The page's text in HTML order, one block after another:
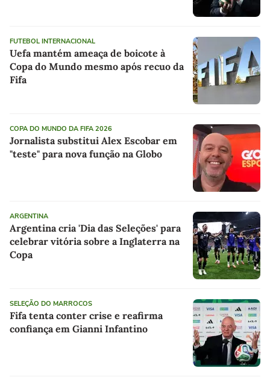
FUTEBOL INTERNACIONAL
Uefa mantém ameaça de boicote à
Copa do Mundo mesmo após recuo da
Fifa
COPA DO MUNDO DA FIFA 2026
Jornalista substitui Alex Escobar em
"teste" para nova função na Globo
ARGENTINA
Argentina cria 'Dia das Seleções' para
celebrar vitória sobre a Inglaterra na
Copa
SELEÇÃO DO MARROCOS
Fifa tenta conter crise e reafirma
confiança em Gianni Infantino